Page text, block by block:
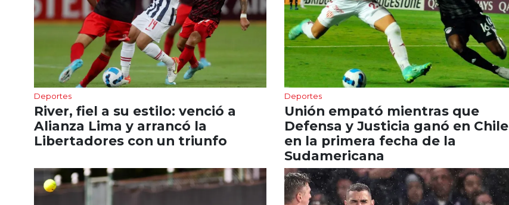
Deportes
River, fiel a su estilo: venció a
Alianza Lima y arrancó la
Libertadores con un triunfo
Deportes
Unión empató mientras que
Defensa y Justicia ganó en Chile
en la primera fecha de la
Sudamericana